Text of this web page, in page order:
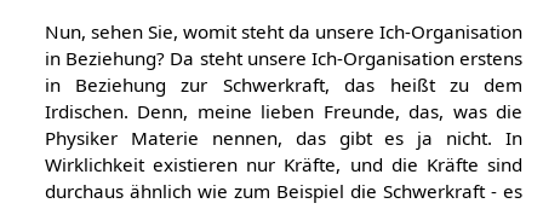
Nun, sehen Sie, womit steht da unsere Ich-Organisation
in Beziehung? Da steht unsere Ich-Organisation erstens
in Beziehung zur Schwerkraft, das heißt zu dem
Irdischen. Denn, meine lieben Freunde, das, was die
Physiker Materie nennen, das gibt es ja nicht. In
Wirklichkeit existieren nur Kräfte, und die Kräfte sind
durchaus ähnlich wie zum Beispiel die Schwerkraft - es